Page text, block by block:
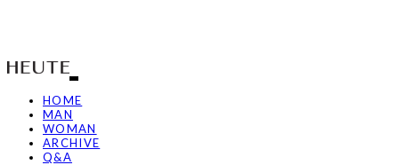
HOME
MAN
WOMAN
ARCHIVE
Q&A